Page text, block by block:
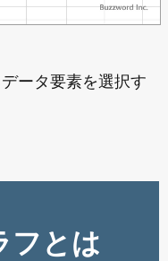
ータ要素を選択す
フとは